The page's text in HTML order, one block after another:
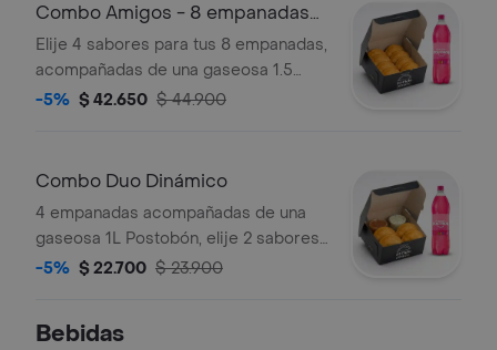
Combo Amigos - 8 empanadas
con gaseosa
Elije 4 sabores para tus 8 empanadas,
acompañadas de una gaseosa 1.5
Litros Postobón.
-5% $ 42.650 $ 44.900
Combo Duo Dinámico
4 empanadas acompañadas de una
gaseosa 1L Postobón, elije 2 sabores
para tus empanadas.
-5% $ 22.700 $ 23.900
Bebidas